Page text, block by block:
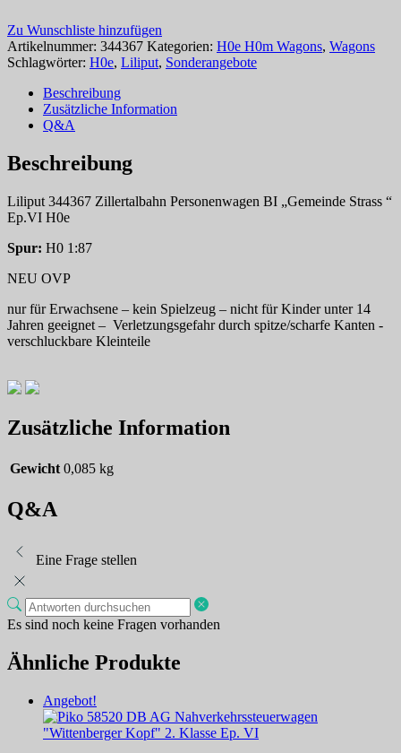
Zu Wunschliste hinzufügen
Artikelnummer: 344367 Kategorien: H0e H0m Wagons, Wagons
Schlagwörter: H0e, Liliput, Sonderangebote
Beschreibung
Zusätzliche Information
Q&A
Beschreibung
Liliput 344367 Zillertalbahn Personenwagen BI „Gemeinde Strass “
Ep.VI H0e
Spur: H0 1:87
NEU OVP
nur für Erwachsene – kein Spielzeug – nicht für Kinder unter 14
Jahren geeignet – Verletzungsgefahr durch spitze/scharfe Kanten -
verschluckbare Kleinteile
Zusätzliche Information
Gewicht 0,085 kg
Q&A
Eine Frage stellen
Es sind noch keine Fragen vorhanden
Ähnliche Produkte
Angebot!